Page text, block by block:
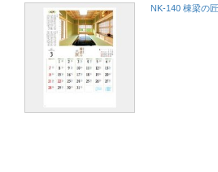
NK-140 棟梁の匠